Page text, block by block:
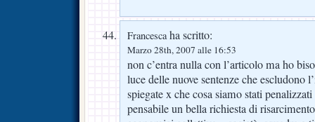
Francescaha scritto:
Marzo 28th, 2007 alle 16:53
non c’entra nulla con l’articolo ma ho
luce delle nuove sentenze che
spiegate x che cosa siamo stati
pensabile un bella richiesta di